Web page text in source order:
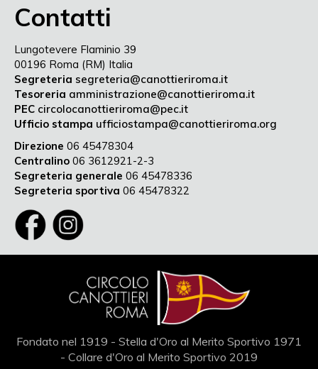
Contatti
Lungotevere Flaminio 39
00196 Roma (RM) Italia
Segreteria segreteria@canottieriroma.it
Tesoreria amministrazione@canottieriroma.it
PEC circolocanottieriroma@pec.it
Ufficio stampa ufficiostampa@canottieriroma.org
Direzione 06 45478304
Centralino 06 3612921-2-3
Segreteria generale 06 45478336
Segreteria sportiva 06 45478322
Fondato nel 1919 - Stella d'Oro al Merito Sportivo 1971
- Collare d'Oro al Merito Sportivo 2019